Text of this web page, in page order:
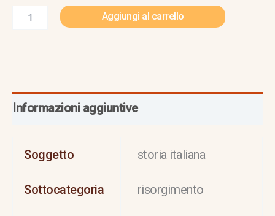
Aggiungi al carrello
Informazioni aggiuntive
Soggetto storia italiana
Sottocategoria risorgimento